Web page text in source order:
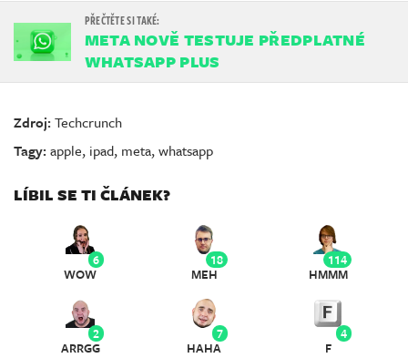
META NOVĚ TESTUJE PŘEDPLATNÉ
WHATSAPP PLUS
Zdroj:Techcrunch
Tagy:apple, ipad, meta,whatsapp
LÍBIL SE TI ČLÁNEK?
6
WOW
18
MEH
114
HMMM
2
ARRGG
7
HAHA
4
F